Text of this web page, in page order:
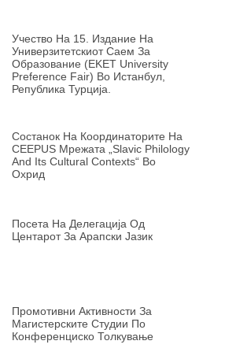
Учество На 15. Издание На
Универзитетскиот Саем За
Образование (EKET University
Preference Fair) Во Истанбул,
Република Турција.
Состанок На Координаторите На
CEEPUS Мрежата „Slavic Philology
And Its Cultural Contexts“ Во
Охрид
Посета На Делегација Од
Центарот За Арапски Јазик
Промотивни Активности За
Магистерските Студии По
Конференциско Толкување